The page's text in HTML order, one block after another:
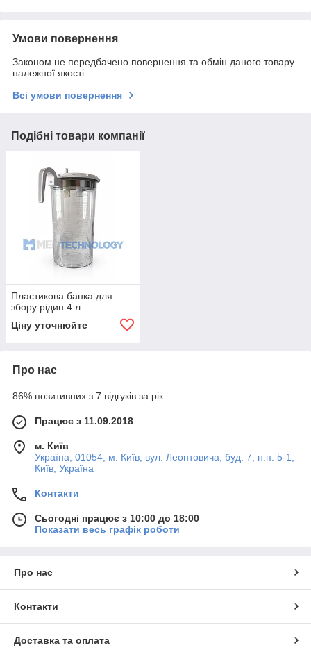
Умови повернення
Законом не передбачено повернення та обмін даного товару
належної якості
Всі умови повернення
Подібні товари компанії
Пластикова банка для
збору рідин 4 л.
Ціну уточнюйте
Про нас
86% позитивних з 7 відгуків за рік
Працює з 11.09.2018
м. Київ
Україна, 01054, м. Київ, вул. Леонтовича, буд. 7, н.п. 5-1,
Київ, Україна
Контакти
Сьогодні працює з 10:00 до 18:00
Показати весь графік роботи
Про нас
Контакти
Доставка та оплата